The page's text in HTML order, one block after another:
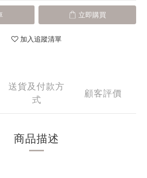
立即購買
加入追蹤清單
送貨及付款方
式
顧客評價
商品描述